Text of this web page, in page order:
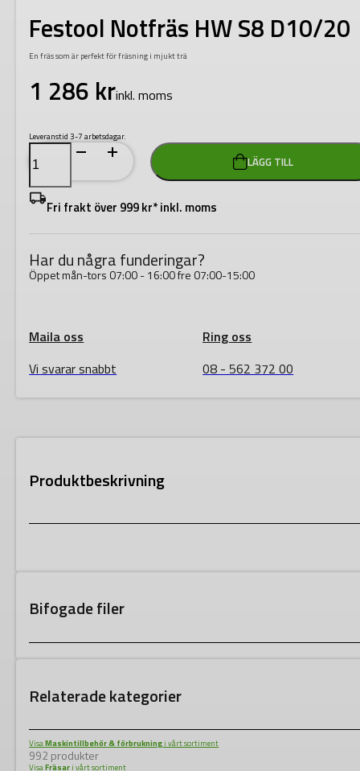
Festool Notfräs HW S8 D10/20
En fräs som är perfekt för fräsning i mjukt trä
1 286 krinkl. moms
Leveranstid 3-7 arbetsdagar.
Festool
Notfräs
HW
S8
D10/20
mängd
LÄGG TILL
Fri frakt över 999 kr* inkl. moms
Har du några funderingar?
Öppet mån-tors 07:00 - 16:00 fre 07:00-15:00
Maila oss
Vi svarar snabbt
Ring oss
08 - 562 372 00
Produktbeskrivning
Bifogade filer
Relaterade kategorier
VisaMaskintillbehör & förbrukning i vårt sortiment
992 produkter
VisaFräsar i vårt sortiment